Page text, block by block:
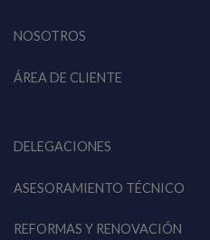
NOSOTROS
ÁREA DE CLIENTE
DELEGACIONES
ASESORAMIENTO TÉCNICO
REFORMAS Y RENOVACIÓN